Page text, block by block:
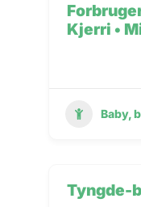
Kjerri •
Baby,
Tyngde-